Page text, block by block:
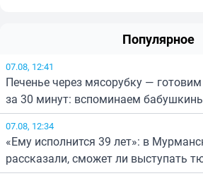
Популярное
07.08, 12:41
Печенье через мясорубку —
за 30 минут: вспоминаем
07.08, 12:34
«Ему исполнится 39 лет»: в
рассказали, сможет ли выступать